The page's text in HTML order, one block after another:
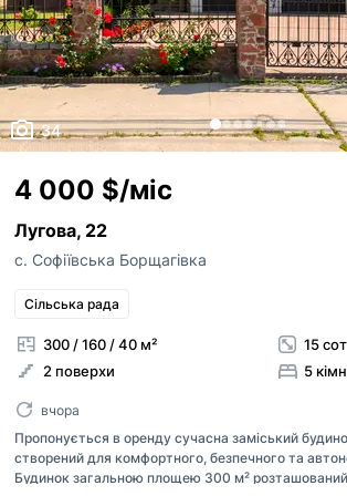
34
4 000 $/міс
Лугова, 22
с. Софіївська Борщагівка
Сільська рада
300 / 160 / 40 м²
2 поверхи
15 сот
5
вчора
Пропонується в оренду сучасна заміський
створений для комфортного, безпечного та
Будинок загальною площею 300 м² розташований